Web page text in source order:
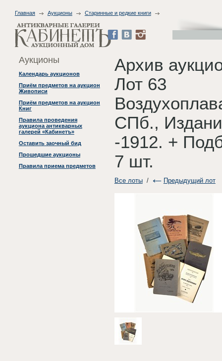
Главная Аукционы Старинные и редкие книги
Аукционы
Календарь аукционов
Приём предметов на аукцион
Живописи
Приём предметов на аукцион
Книг
Правила проведения
аукциона антикварных
галерей «Кабинетъ»
Оставить заочный бид
Прошедшие аукционы
Правила приема предметов
Архив
Лот 63
СПб.,
-1912. +
7 шт.
Все лоты/ Предыдущий лот